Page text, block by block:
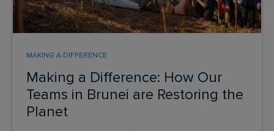
Making a Difference: How Our
Teams in Brunei are Restoring the
Planet
MAKING A DIFFERENCE